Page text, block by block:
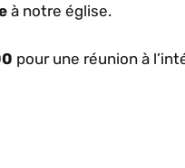
à notre église.
pour une réunion à